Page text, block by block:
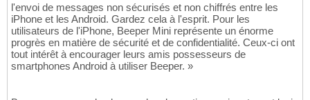
l'envoi de messages non sécurisés et non chiffrés entre les
iPhone et les Android. Gardez cela à l'esprit. Pour les
utilisateurs de l'iPhone, Beeper Mini représente un énorme
progrès en matière de sécurité et de confidentialité. Ceux-ci ont
tout intérêt à encourager leurs amis possesseurs de
smartphones Android à utiliser Beeper. »